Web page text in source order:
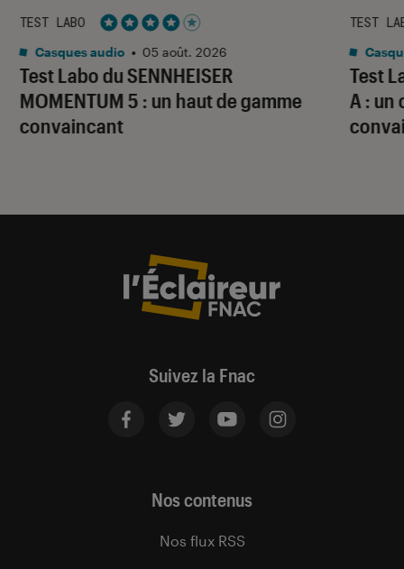
Test Labo du SENNHEISER
MOMENTUM 5 : un haut de gamme
convaincant
TEST LABO
Noté 4 étoiles sur 5
Casques audio • 05 août. 2026
Test
A : un
TEST
Suivez la Fnac
Nos contenus
Nos flux RSS